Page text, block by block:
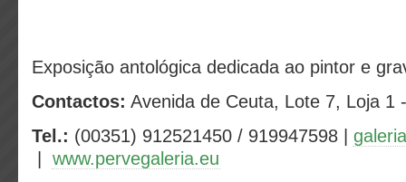
Exposição antológica dedicada ao pintor e
Contactos: Avenida de Ceuta, Lote 7, Loja 1
Tel.: (00351) 912521450 / 919947598 |
www.pervegaleria.eu